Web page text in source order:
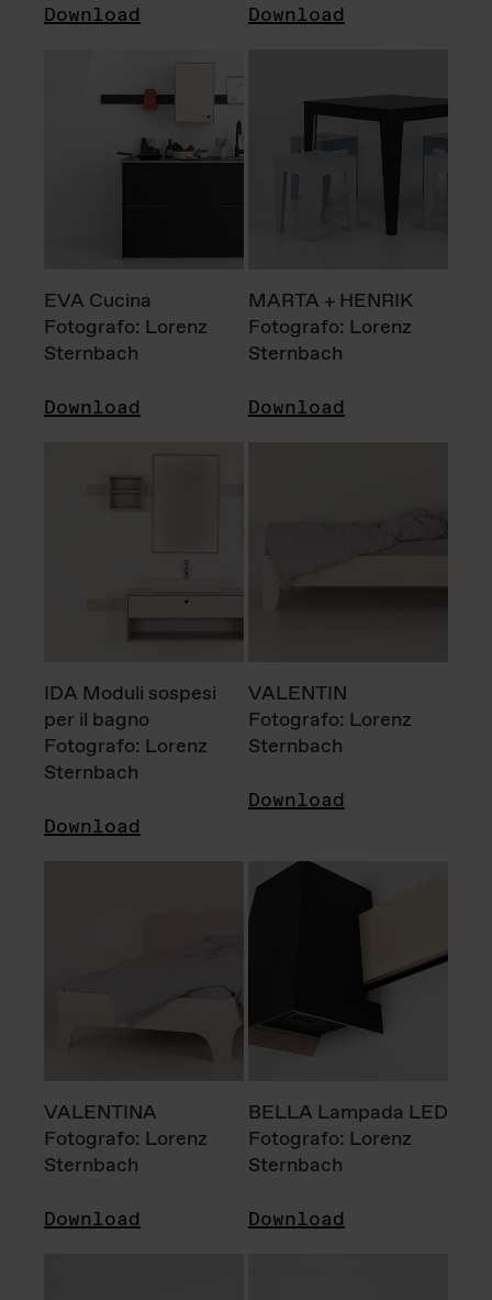
Download Download
EVA Cucina
Fotografo: Lorenz
Sternbach
Download
MARTA + HENRIK
Fotografo: Lorenz
Sternbach
Download
IDA Moduli sospesi
per il bagno
Fotografo: Lorenz
Sternbach
Download
VALENTIN
Fotografo: Lorenz
Sternbach
Download
VALENTINA
Fotografo: Lorenz
Sternbach
Download
BELLA Lampada LED
Fotografo: Lorenz
Sternbach
Download